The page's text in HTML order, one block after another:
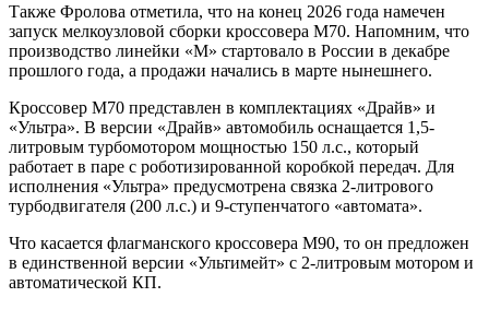
Также Фролова отметила, что на конец 2026 года намечен
запуск мелкоузловой сборки кроссовера M70. Напомним, что
производство линейки «М» стартовало в России в декабре
прошлого года, а продажи начались в марте нынешнего.
Кроссовер М70 представлен в комплектациях «Драйв» и
«Ультра». В версии «Драйв» автомобиль оснащается 1,5-
литровым турбомотором мощностью 150 л.с., который
работает в паре с роботизированной коробкой передач. Для
исполнения «Ультра» предусмотрена связка 2-литрового
турбодвигателя (200 л.с.) и 9-ступенчатого «автомата».
Что касается флагманского кроссовера М90, то он предложен
в единственной версии «Ультимейт» с 2-литровым мотором и
автоматической КП.